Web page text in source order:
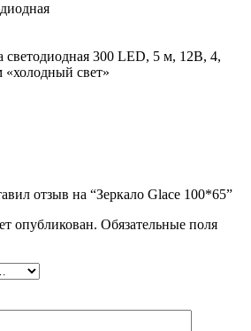
светодиодная 300 LED, 5 м, 12В, 4,
«холодный свет»
отзыв на “Зеркало Glace 100*65”
опубликован. Обязательные поля